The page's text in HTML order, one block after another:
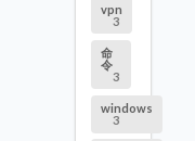
vpn
3
命
令
3
windows
3